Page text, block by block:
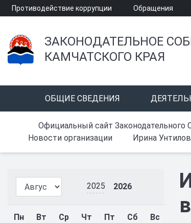
Противодействие коррупции Обращения
ЗАКОНОДАТЕЛЬНОЕ
КАМЧАТСКОГО КРАЯ
ОБЩИЕ СВЕДЕНИЯ
Официальный сайт Законодательного
Новости организации
Ирина
2025 2026
Пн Вт Ср Чт Пт Сб Вс